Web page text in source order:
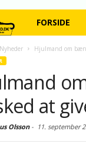
FORSIDE
Nyheder Hjulmand om
at
Olsson- 11. september